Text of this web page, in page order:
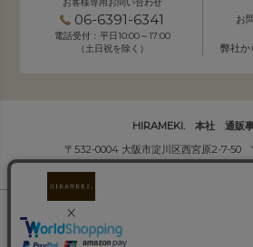
お客様専用お問い合わせ
06-6391-6341
電話受付：平日10:00～17:00
（土日祝を除く）
お
弊社か
HIRAMEKI. 本社 通販
〒532-0004 大阪市淀川区西宮原2-7-50
株式会社サクラ衣料
Copyright (C) HIRAMEKI. All